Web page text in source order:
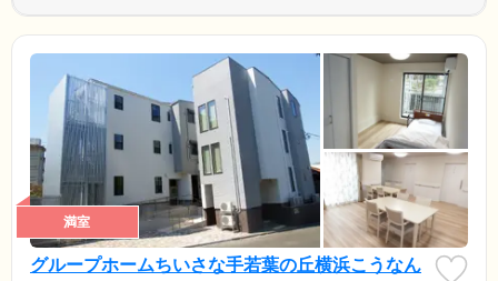
満室
グループホームちいさな手若葉の丘横浜こうなん